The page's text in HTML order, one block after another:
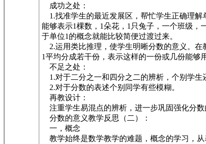
成功之处：
1.找准学生的最近发展区，帮忙学生正确理解
能够表示1棵数，1朵花，1只兔子，一个班级
于单位1的概念就能比较简便过渡过来。
2.运用类比推理，使学生明晰分数的意义。在
1平均分成若干份，表示这样的一份或几份能够
不足之处：
1.对于二分之一和四分之二的辨析，个别学生
2.对于分数的表述个别同学有些模糊。
再教设计：
注重学生易混点的辨析，进一步巩固强化分数
分数的意义教学反思（二）：
一，概念
教学始终是数学教学的难题，概念的学习，